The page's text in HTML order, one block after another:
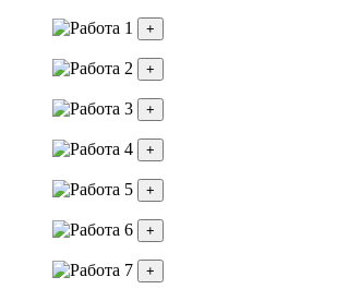
+
+
+
+
+
+
+